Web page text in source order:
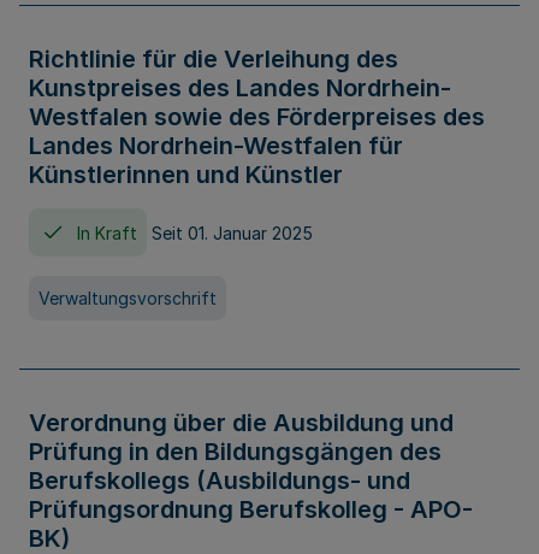
Richtlinie für die Verleihung des
Kunstpreises des Landes Nordrhein-
Westfalen sowie des Förderpreises des
Landes Nordrhein-Westfalen für
Künstlerinnen und Künstler
In Kraft Seit 01. Januar 2025
Verwaltungsvorschrift
Verordnung über die Ausbildung und
Prüfung in den Bildungsgängen des
Berufskollegs (Ausbildungs- und
Prüfungsordnung Berufskolleg - APO-
BK)